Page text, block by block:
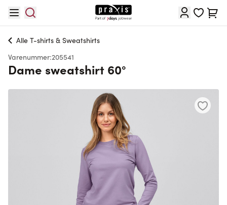
Cart
Alle T-shirts & Sweatshirts
Varenummer:205541
Dame sweatshirt 60°